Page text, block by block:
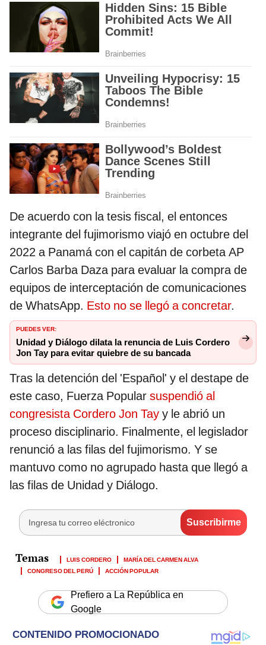
De acuerdo con la tesis fiscal, el entonces
integrante del fujimorismo viajó en octubre del
2022 a Panamá con el capitán de corbeta AP
Carlos Barba Daza para evaluar la compra de
equipos de interceptación de comunicaciones
de WhatsApp. Esto no se llegó a concretar.
PUEDES VER:
Unidad y Diálogo dilata la renuncia de Luis Cordero
Jon Tay para evitar quiebre de su bancada
Tras la detención del 'Español' y el destape de
este caso, Fuerza Popular suspendió al
congresista Cordero Jon Tay y le abrió un
proceso disciplinario. Finalmente, el legislador
renunció a las filas del fujimorismo. Y se
mantuvo como no agrupado hasta que llegó a
las filas de Unidad y Diálogo.
LUIS CORDERO
MARÍA DEL CARMEN ALVA
CONGRESO DEL PERÚ
ACCIÓN POPULAR
Prefiero a La República en
Google